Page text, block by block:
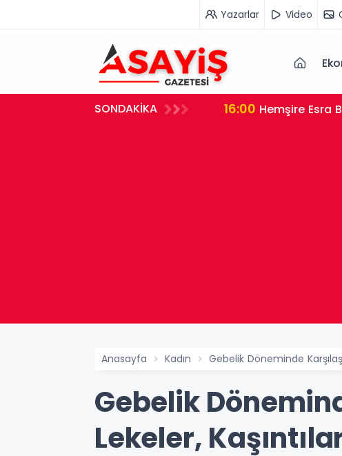
Yazarlar Video
SONDAKİKA 16:00 Hemşire Esra
Anasayfa Kadın Gebelik Döneminde
Gebelik
Lekeler,